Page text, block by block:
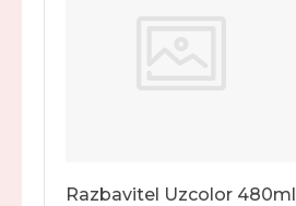
Razbavitel Uzcolor 480ml